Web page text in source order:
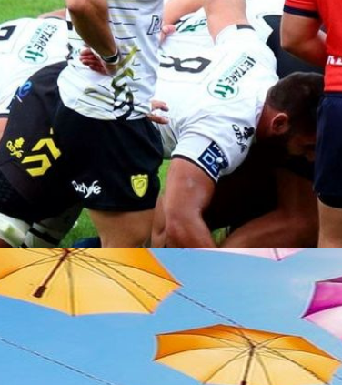
Chorale
Multiphonie
Musée de la
résistance
Théatre